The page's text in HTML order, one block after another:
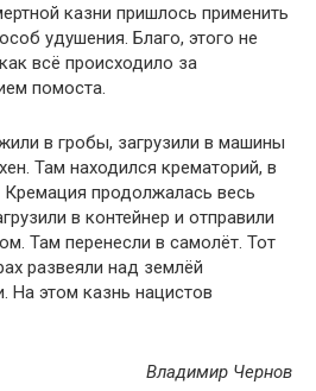
казни пришлось применить
удушения. Благо, этого не
всё происходило за
помоста.
в гробы, загрузили в машины
Там находился крематорий, в
продолжалась весь
в контейнер и отправили
Там перенесли в самолёт. Тот
развеяли над землёй
На этом казнь нацистов
Владимир Чернов